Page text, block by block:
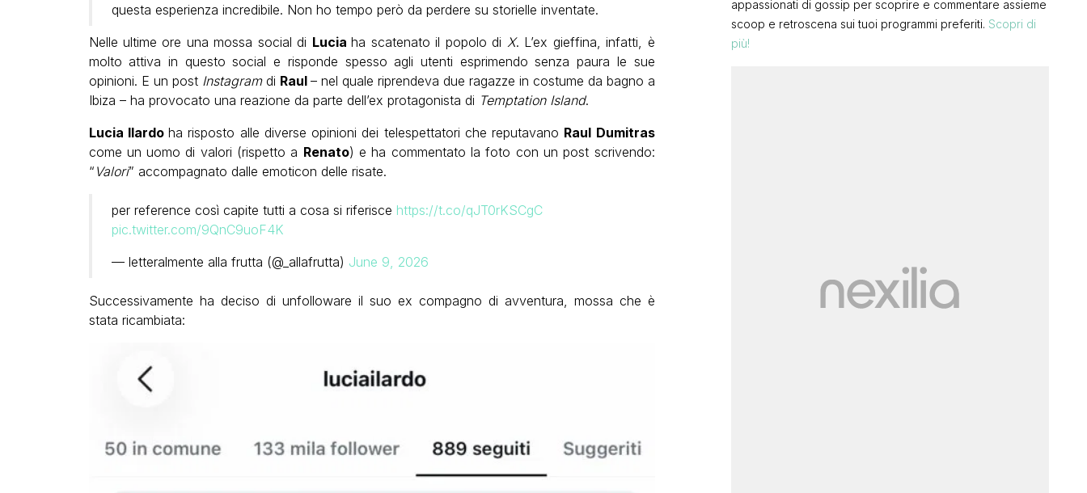
questa esperienza incredibile. Non ho tempo però da perdere su storielle inventate.
Nelle ultime ore una mossa social di Luciaha scatenato il popolo di X. L’ex gieffina, infatti, è
molto attiva in questo social e risponde spesso agli utenti esprimendo senza paura le sue
opinioni. E un post Instagram di Raul – nel quale riprendeva due ragazze in costume da bagno a
Ibiza – ha provocato una reazione da parte dell’ex protagonista di Temptation Island.
Lucia Ilardo ha risposto alle diverse opinioni dei telespettatori che reputavano Raul Dumitras
come un uomo di valori (rispetto a Renato) e ha commentato la foto con un post scrivendo:
“ Valori” accompagnato dalle emoticon delle risate.
per reference così capite tutti a cosa si riferisce https://t.co/qJT0rKSCgC
pic.twitter.com/9QnC9uoF4K
— letteralmente alla frutta (@_allafrutta) June 9, 2026
Successivamente ha deciso di unfolloware il suo ex compagno di avventura, mossa che è
stata ricambiata:
appassionati di gossip per scoprire e commentare assieme
scoop e retroscena sui tuoi programmi preferiti. Scopri di
più!